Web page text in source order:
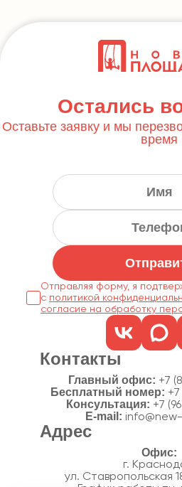
Остались
Оставьте заявку и мы
время
Отправляя форму, я
с политикой
согласие на обработку
Контакты
Главный офис: +7
Бесплатный номер:
Консультация: +7
E-mail:
Адрес
г.
ул. Ставропольская